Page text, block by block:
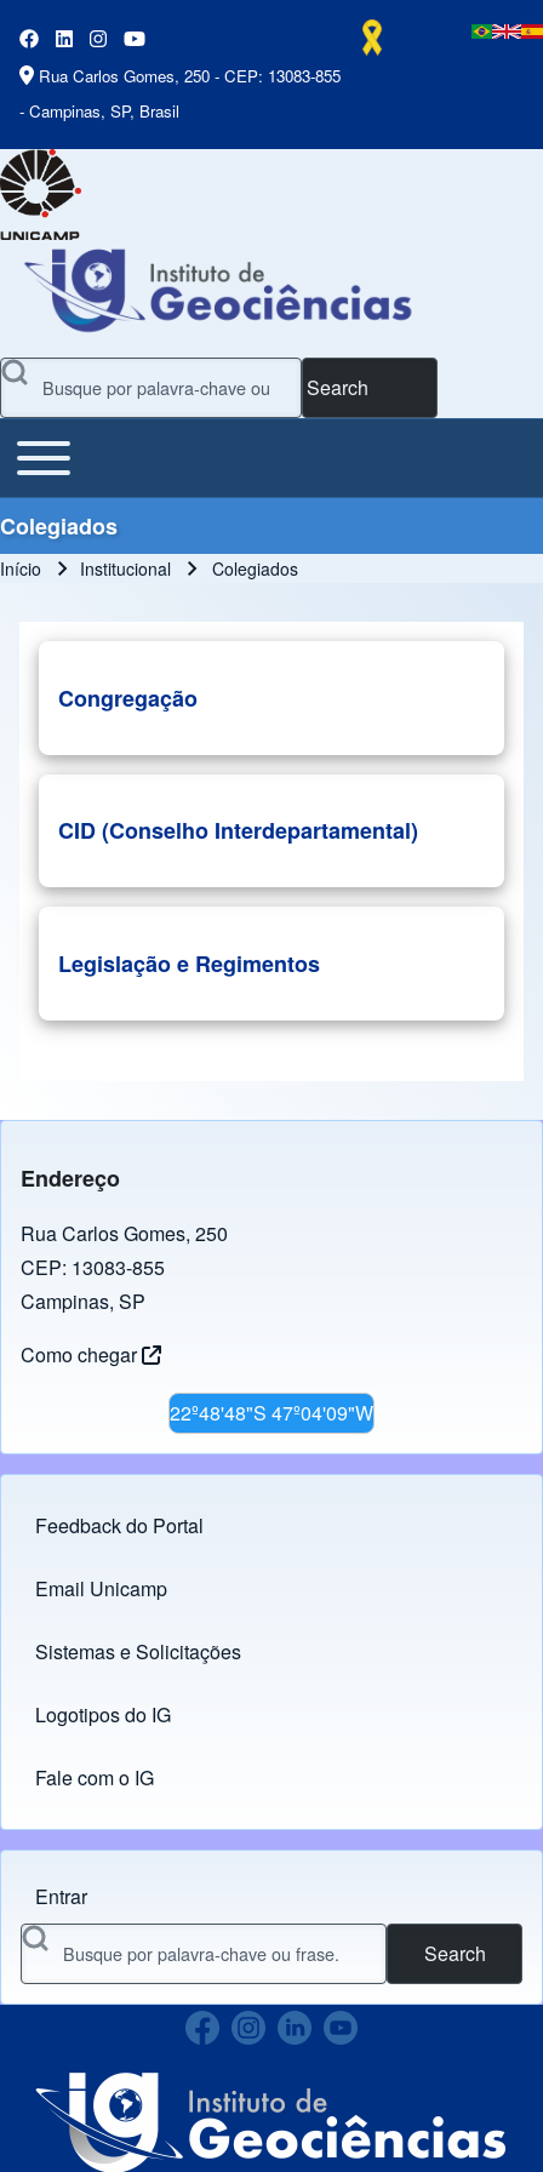
Rua Carlos Gomes, 250 - CEP: 13083-855
- Campinas, SP, Brasil
Search
Main Menu
Toggle main menu
Colegiados
Início Institucional Colegiados
Congregação
CID (Conselho Interdepartamental)
Legislação e Regimentos
Endereço
Rua Carlos Gomes, 250
CEP: 13083-855
Campinas, SP
Como chegar
22º48'48"S 47º04'09"W
Footer menu
Feedback do Portal
Links
Email Unicamp
(opens in new tab)
Sistemas e Solicitações
(opens in new tab)
Logotipos do IG
(opens in new tab)
Fale com o IG
Menu do usuário
Entrar
Search